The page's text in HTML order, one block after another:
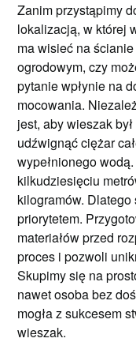
Zanim przystąpimy
lokalizacją, w której
ma wisieć na
ogrodowym, czy
pytanie wpłynie na
mocowania.
jest, aby wieszak
udźwignąć ciężar
wypełnionego
kilkudziesięciu
kilogramów.
priorytetem.
materiałów przed
proces i pozwoli
Skupimy się na
nawet osoba bez
mogła z sukcesem
wieszak.